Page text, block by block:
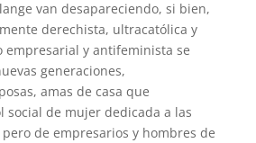
van desapareciendo, si bien,
derechista, ultracatólica y
empresarial y antifeminista se
generaciones,
amas de casa que
social de mujer dedicada a las
de empresarios y hombres de